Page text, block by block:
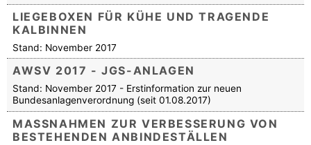
LIEGEBOXEN FÜR KÜHE UND TRAGENDE
KALBINNEN
Stand: November 2017
AWSV 2017 - JGS-ANLAGEN
Stand: November 2017 - Erstinformation zur neuen
Bundesanlagenverordnung (seit 01.08.2017)
MASSNAHMEN ZUR VERBESSERUNG VON B
ESTEHENDEN ANBINDESTÄLLEN